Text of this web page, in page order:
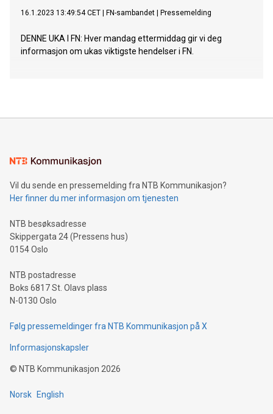
16.1.2023 13:49:54 CET FN-sambandet Pressemelding
DENNE UKA I FN: Hver mandag ettermiddag gir vi deg
informasjon om ukas viktigste hendelser i FN.
Vil du sende en pressemelding fra NTB Kommunikasjon?
Her finner du mer informasjon om tjenesten
NTB besøksadresse
Skippergata 24 (Pressens hus)
0154 Oslo
NTB postadresse
Boks 6817 St. Olavs plass
N-0130 Oslo
Følg pressemeldinger fra NTB Kommunikasjon på X
Informasjonskapsler
© NTB Kommunikasjon 2026
Norsk English